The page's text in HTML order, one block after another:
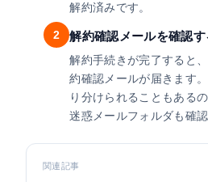
解約済みです。
2 解約確認メールを確認す
解約手続きが完了すると
約確認メールが届きます
り分けられることもある
迷惑メールフォルダも確認
関連記事